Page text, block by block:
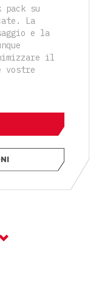
su
La
e la
il
vostre